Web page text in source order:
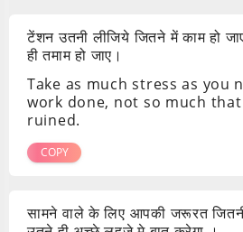
टेंशन उतनी लीजिये जितने में काम हो
ही तमाम हो जाए।
Take as much stress as you
work done, not so much
ruined.
COPY
सामने वाले के लिए आपकी जरूरत